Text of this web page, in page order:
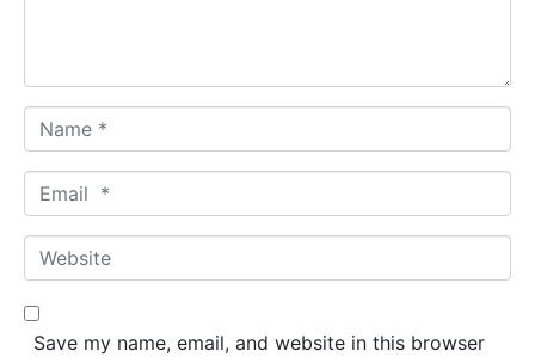
a
m
*
m
a
*
W
e
b
Save my name, email, and website in this browser